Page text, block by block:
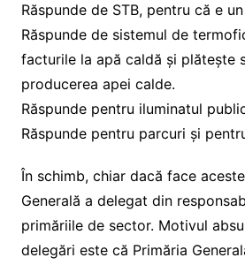
Răspunde de STB, pentru că e
Răspunde de sistemul de
facturile la apă caldă și plătește
producerea apei calde.
Răspunde pentru iluminatul
Răspunde pentru parcuri și
În schimb, chiar dacă face
Generală a delegat din
primăriile de sector. Motivul
delegări este că Primăria